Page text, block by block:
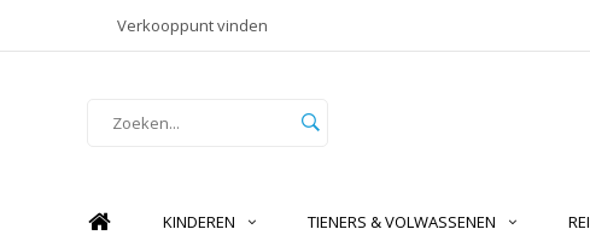
Verkooppunt vinden
KINDEREN TIENERS & VOLWASSENEN